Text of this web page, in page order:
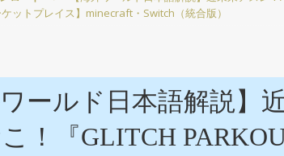
[ 2025年3月1日 ]
【超かんたん！】StreamDeckのボタン
イズpart1【screensaver徹底解説】【ELGATO】
PC環
[ 2025年2月15日 ]
【図表でわかる！】StreamDeck各種の
【ELGATO】
PC環境改善
ケットプレイス】minecraft・Switch（統合版）
ワールド日本語解説】
！『GLITCH